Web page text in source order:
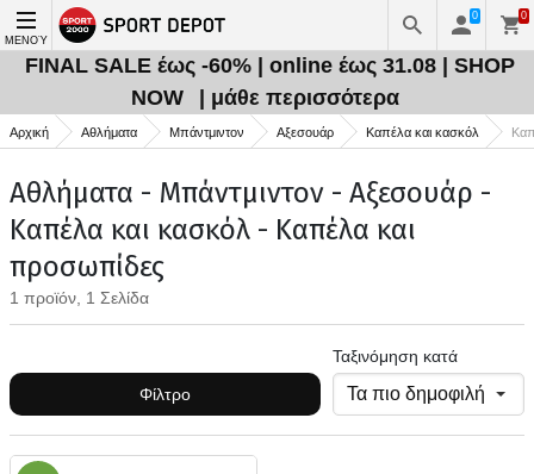
ΜΕΝΟΎ
0 0
FINAL SALE έως -60% | online έως 31.08 | SHOP
NOW
| μάθε περισσότερα
Αρχική Αθλήματα Μπάντμιντον Αξεσουάρ Καπέλα και κασκόλ
Αθλήματα - Μπάντμιντον - Αξεσουάρ -
Καπέλα και κασκόλ - Καπέλα και
προσωπίδες
1 προϊόν, 1 Σελίδα
Φίλτρο
Ταξινόμηση κατά